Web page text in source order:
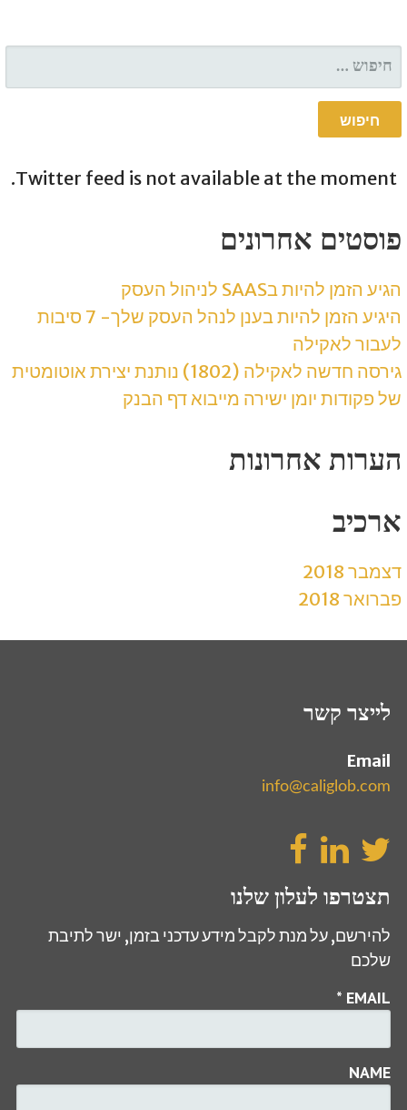
חיפוש:
Twitter feed is not available at the moment.
פוסטים אחרונים
הגיע הזמן להיות בSAAS לניהול העסק
היגיע הזמן להיות בענן לנהל העסק שלך- 7 סיבות
לעבור לאקילה
גירסה חדשה לאקילה (1802) נותנת יצירת אוטומטית
של פקודות יומן ישירה מייבוא דף הבנק
הערות אחרונות
ארכיב
דצמבר 2018
פברואר 2018
לייצר קשר
Email
info@caliglob.com
תצטרפו לעלון שלנו
להירשם, על מנת לקבל מידע עדכני בזמן, ישר לתיבת
שלכם
EMAIL
*
NAME